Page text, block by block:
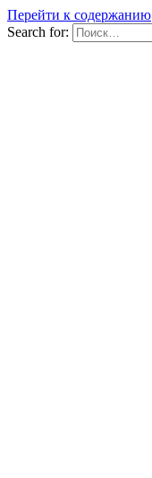
Перейти к содержанию
Search for: